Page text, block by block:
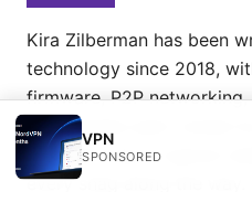
Kira Zilberman has been
technology since 2018,
firmware, P2P
Approaches each review
the same way a typical
every snag along the way.
VPN
SPONSORED